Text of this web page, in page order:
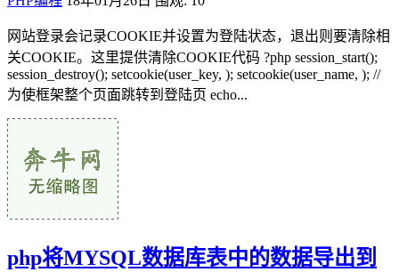
网站登录会记录COOKIE并设置为登陆状态，退出则要清除相
关COOKIE。这里提供清除COOKIE代码 ?php session_start();
session_destroy(); setcookie(user_key, ); setcookie(user_name, ); //
为使框架整个页面跳转到登陆页 echo...
php将MYSQL数据库表中的数据导出到